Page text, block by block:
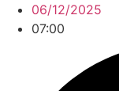
06/12/2025
07:00